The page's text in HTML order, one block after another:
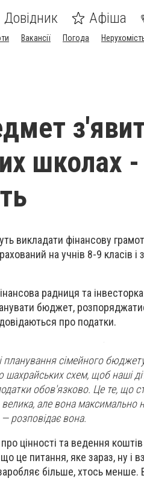
Довідник Афіша
Вакансії Погода
школах
викладати фінансову
на учнів 8-9 класів і
радниця та
бюджет,
про податки.
планування сімейного
схем, щоб наші
обов'язково. Це те, що
але вона максимально
розповідає вона.
цінності та ведення
це питання, яке зараз, ну і
більше, хтось